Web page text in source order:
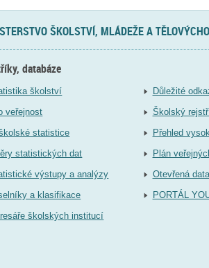
ŠKOLSTVÍ, MLÁDEŽE A
databáze
školství
veřejnost
statistice
statistických dat
výstupy a analýzy
a klasifikace
školských institucí
Důležité
Školský
Přehled
Plán
Otevřená data
PORTÁL